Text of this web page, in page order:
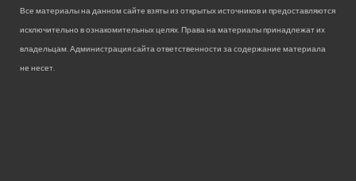
Все материалы на данном сайте взяты из открытых источников и предоставляются
исключительно в ознакомительных целях. Права на материалы принадлежат их
владельцам. Администрация сайта ответственности за содержание материала
не несет.